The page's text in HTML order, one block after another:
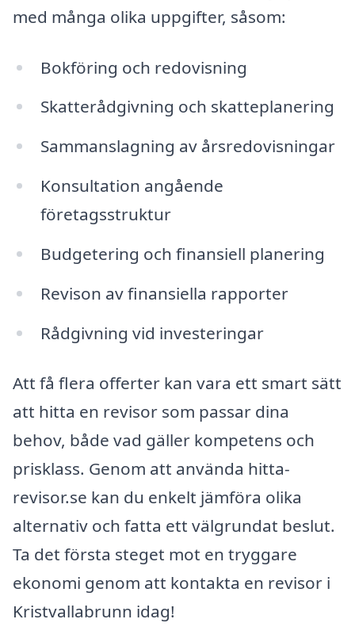
med många olika uppgifter, såsom:
Bokföring och redovisning
Skatterådgivning och skatteplanering
Sammanslagning av årsredovisningar
Konsultation angående
företagsstruktur
Budgetering och finansiell planering
Revison av finansiella rapporter
Rådgivning vid investeringar
Att få flera offerter kan vara ett smart sätt
att hitta en revisor som passar dina
behov, både vad gäller kompetens och
prisklass. Genom att använda hitta-
revisor.se kan du enkelt jämföra olika
alternativ och fatta ett välgrundat beslut.
Ta det första steget mot en tryggare
ekonomi genom att kontakta en revisor i
Kristvallabrunn idag!